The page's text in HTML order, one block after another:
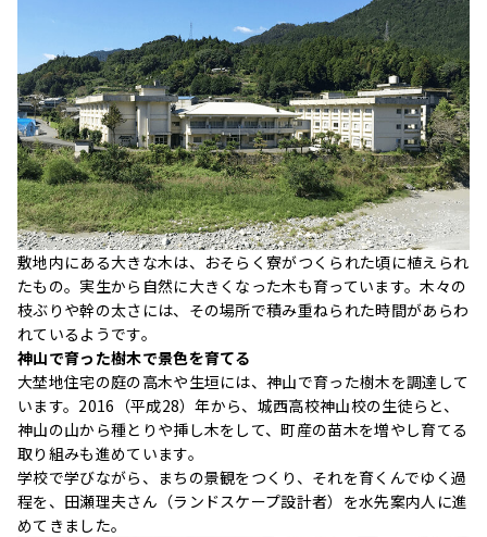
敷地内にある大きな木は、おそらく寮がつくられた頃に植えられ
たもの。実生から自然に大きくなった木も育っています。木々の
枝ぶりや幹の太さには、その場所で積み重ねられた時間があらわ
れているようです。
神山で育った樹木で景色を育てる
大埜地住宅の庭の高木や生垣には、神山で育った樹木を調達して
います。2016（平成28）年から、城⻄高校神山校の生徒らと、
神山の山から種とりや挿し木をして、町産の苗木を増やし育てる
取り組みも進めています。
学校で学びながら、まちの景観をつくり、それを育くんでゆく過
程を、田瀬理夫さん（ランドスケープ設計者）を水先案内人に進
めてきました。